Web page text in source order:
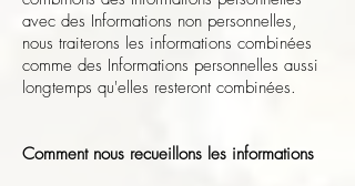
avec des Informations non personnelles,
nous traiterons les informations combinées
comme des Informations personnelles aussi
longtemps qu'elles resteront combinées.
Comment nous recueillons les informations